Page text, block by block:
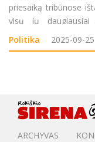
priesaiką tribūnose
visų jų daugiausiai
pažįstamas, praėjusį
ir Zarasuose) į
Politika 2025-09-25
ARCHYVAS